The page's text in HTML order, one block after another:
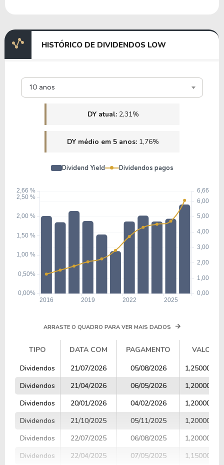
HISTÓRICO DE DIVIDENDOS LOW
10 anos
DY atual: 2,31%
DY médio em 5 anos: 1,76%
Dividend Yield Dividendos pagos
ARRASTE O QUADRO PARA VER MAIS DADOS
TIPO DATA COM PAGAMENTO
VALOR
TIPO
DATA COM PAGAMENTO VALOR
Dividendos 21/07/2026 05/08/2026
1,25000000
Dividendos
21/04/2026 06/05/2026
1,20000000
Dividendos
20/01/2026 04/02/2026
1,20000000
Dividendos
21/10/2025 05/11/2025
1,20000000
Dividendos
22/07/2025 06/08/2025
1,20000000
Dividendos
22/04/2025 07/05/2025
1,15000000